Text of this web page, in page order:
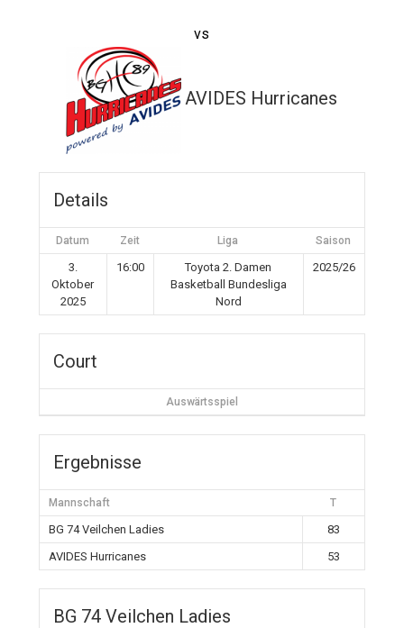
vs
AVIDES Hurricanes
Details
Datum Zeit Liga Saison
3.
Oktober
2025
16:00
Toyota 2. Damen
Basketball Bundesliga
Nord
2025/26
Court
Auswärtsspiel
Ergebnisse
Mannschaft T
BG 74 Veilchen Ladies
83
AVIDES Hurricanes
53
BG 74 Veilchen Ladies